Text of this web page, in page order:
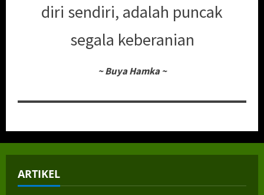
diri sendiri, adalah puncak
segala keberanian
~ Buya Hamka ~
ARTIKEL